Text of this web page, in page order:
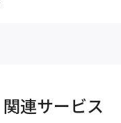
関連サービス